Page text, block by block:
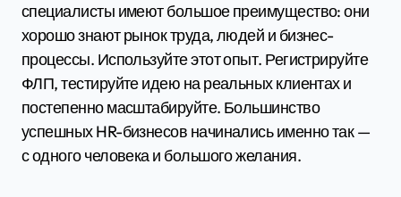
специалисты имеют большое преимущество: они
хорошо знают рынок труда, людей и бизнес-
процессы. Используйте этот опыт. Регистрируйте
ФЛП, тестируйте идею на реальных клиентах и
постепенно масштабируйте. Большинство
успешных HR-бизнесов начинались именно так —
с одного человека и большого желания.